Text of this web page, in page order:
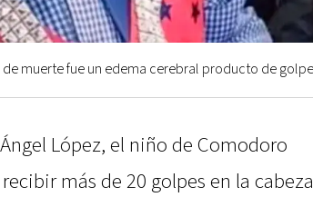
muerte fue un edema cerebral producto de
López, el niño de Comodoro
más de 20 golpes en la